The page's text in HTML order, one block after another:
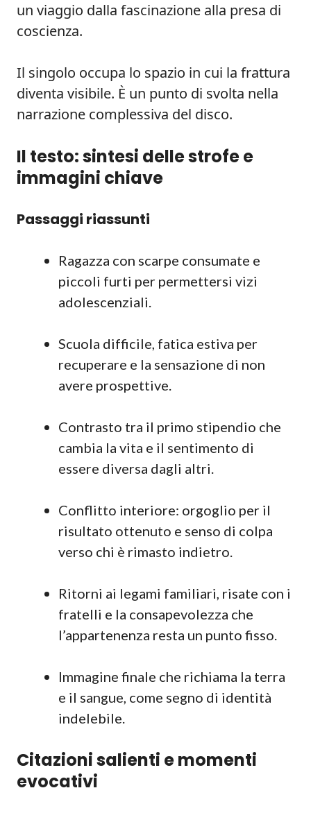
un viaggio dalla fascinazione alla presa di
coscienza.
Il singolo occupa lo spazio in cui la frattura
diventa visibile. È un punto di svolta nella
narrazione complessiva del disco.
Il testo: sintesi delle strofe e
immagini chiave
Passaggi riassunti
Ragazza con scarpe consumate e
piccoli furti per permettersi vizi
adolescenziali.
Scuola difficile, fatica estiva per
recuperare e la sensazione di non
avere prospettive.
Contrasto tra il primo stipendio che
cambia la vita e il sentimento di
essere diversa dagli altri.
Conflitto interiore: orgoglio per il
risultato ottenuto e senso di colpa
verso chi è rimasto indietro.
Ritorni ai legami familiari, risate con i
fratelli e la consapevolezza che
l’appartenenza resta un punto fisso.
Immagine finale che richiama la terra
e il sangue, come segno di identità
indelebile.
Citazioni salienti e momenti
evocativi